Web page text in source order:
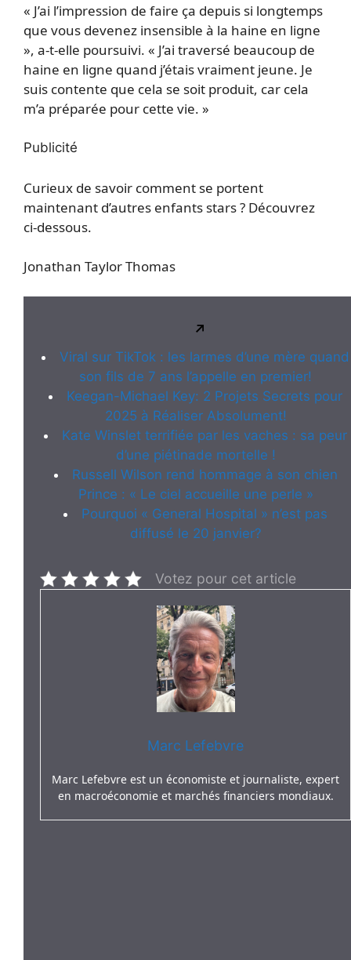
« J’ai l’impression de faire ça depuis si longtemps
que vous devenez insensible à la haine en ligne
», a-t-elle poursuivi. « J’ai traversé beaucoup de
haine en ligne quand j’étais vraiment jeune. Je
suis contente que cela se soit produit, car cela
m’a préparée pour cette vie. »
Publicité
Curieux de savoir comment se portent
maintenant d’autres enfants stars ? Découvrez
ci-dessous.
Jonathan Taylor Thomas
Viral sur TikTok : les larmes d’une mère quand
son fils de 7 ans l’appelle en premier!
Keegan-Michael Key: 2 Projets Secrets pour
2025 à Réaliser Absolument!
Kate Winslet terrifiée par les vaches : sa peur
d’une piétinade mortelle !
Russell Wilson rend hommage à son chien
Prince : « Le ciel accueille une perle »
Pourquoi « General Hospital » n’est pas
diffusé le 20 janvier?
Votez pour cet article
Marc Lefebvre
Marc Lefebvre est un économiste et journaliste, expert
en macroéconomie et marchés financiers mondiaux.